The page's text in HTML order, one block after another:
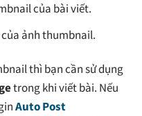
của bài viết.
ảnh thumbnail.
thì bạn cần sử dụng
trong khi viết bài. Nếu
Auto Post